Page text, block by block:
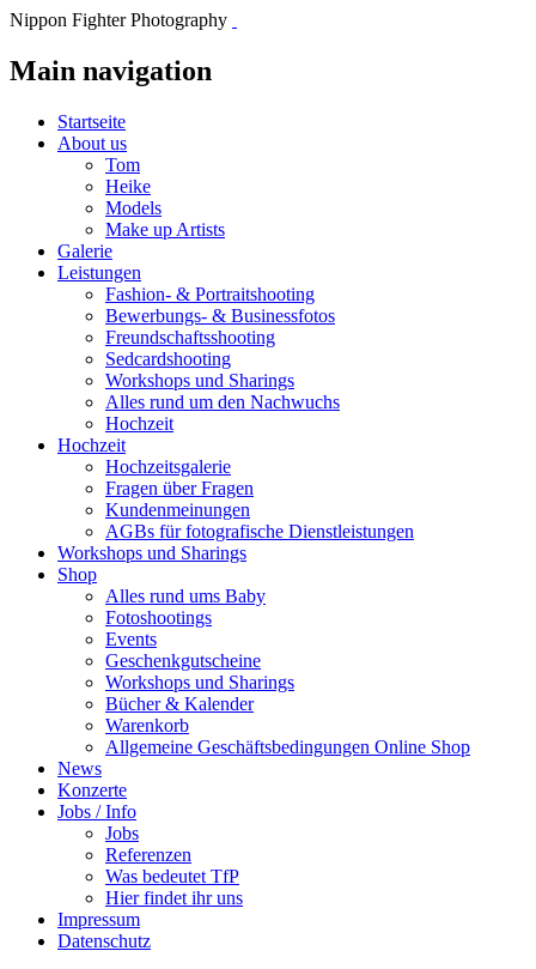
Nippon Fighter Photography
Main navigation
Startseite
About us
Tom
Heike
Models
Make up Artists
Galerie
Leistungen
Fashion- & Portraitshooting
Bewerbungs- & Businessfotos
Freundschaftsshooting
Sedcardshooting
Workshops und Sharings
Alles rund um den Nachwuchs
Hochzeit
Hochzeit
Hochzeitsgalerie
Fragen über Fragen
Kundenmeinungen
AGBs für fotografische Dienstleistungen
Workshops und Sharings
Shop
Alles rund ums Baby
Fotoshootings
Events
Geschenkgutscheine
Workshops und Sharings
Bücher & Kalender
Warenkorb
Allgemeine Geschäftsbedingungen Online Shop
News
Konzerte
Jobs / Info
Jobs
Referenzen
Was bedeutet TfP
Hier findet ihr uns
Impressum
Datenschutz